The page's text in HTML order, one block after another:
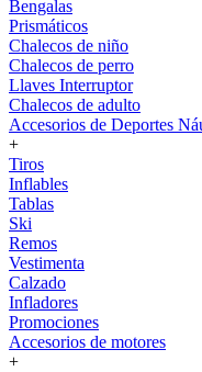
Bengalas
Prismáticos
Chalecos de niño
Chalecos de perro
Llaves Interruptor
Chalecos de adulto
Accesorios de Deportes
+
Tiros
Inflables
Tablas
Ski
Remos
Vestimenta
Calzado
Infladores
Promociones
Accesorios de motores
+